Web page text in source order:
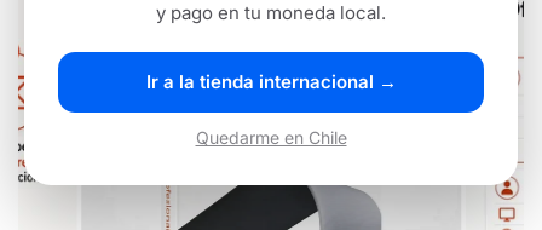
y pago en tu moneda local.
Ir a la tienda internacional →
Quedarme en Chile